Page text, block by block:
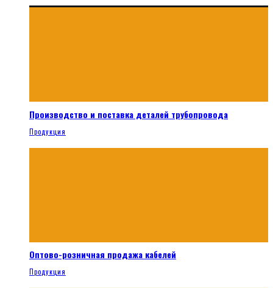
Производство и поставка деталей трубопровода
Продукция
Оптово-розничная продажа кабелей
Продукция